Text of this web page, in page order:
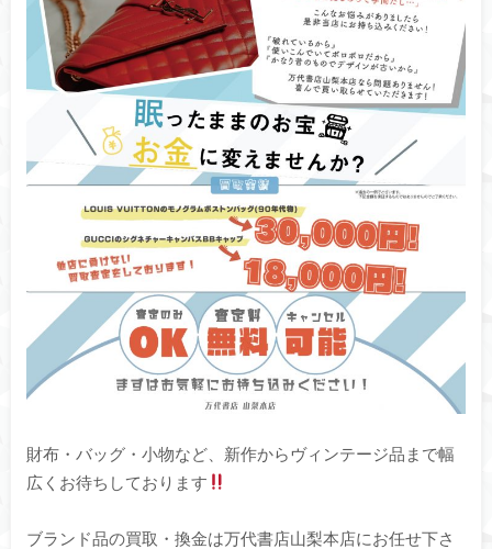
財布・バッグ・小物など、新作からヴィンテージ品まで幅
広くお待ちしております
ブランド品の買取・換金は万代書店山梨本店にお任せ下さ